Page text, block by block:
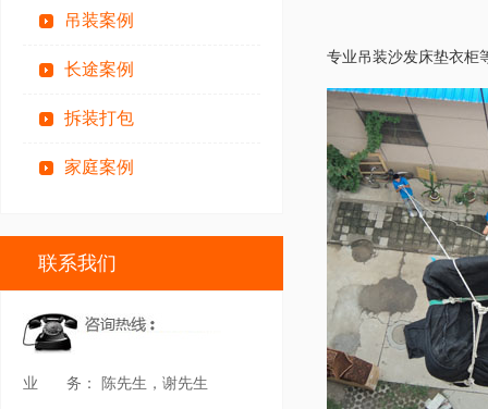
吊装案例
长途案例
拆装打包
家庭案例
联系我们
业 务： 陈先生，谢先生
专业吊装沙发床垫衣柜